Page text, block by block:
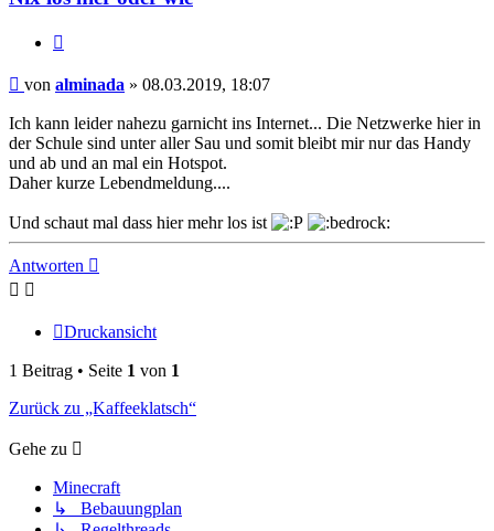
Beitrag
von alminada » 08.03.2019, 18:07
Ich kann leider nahezu garnicht ins Internet... Die Netzwerke hier in
der Schule sind unter aller Sau und somit bleibt mir nur das Handy
und ab und an mal ein Hotspot.
Daher kurze Lebendmeldung....
Und schaut mal dass hier mehr los ist
Nach
oben
Antworten
Druckansicht
1 Beitrag • Seite 1 von 1
Zurück zu „Kaffeeklatsch“
Gehe zu
Minecraft
↳ Bebauungplan